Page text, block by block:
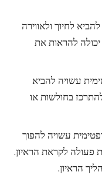
לחיוך ולאווירה
להראות את
עשויה להביא
בחולשות או
עשויה להפוך
פעולה לקראת הראיון.
הראיון.